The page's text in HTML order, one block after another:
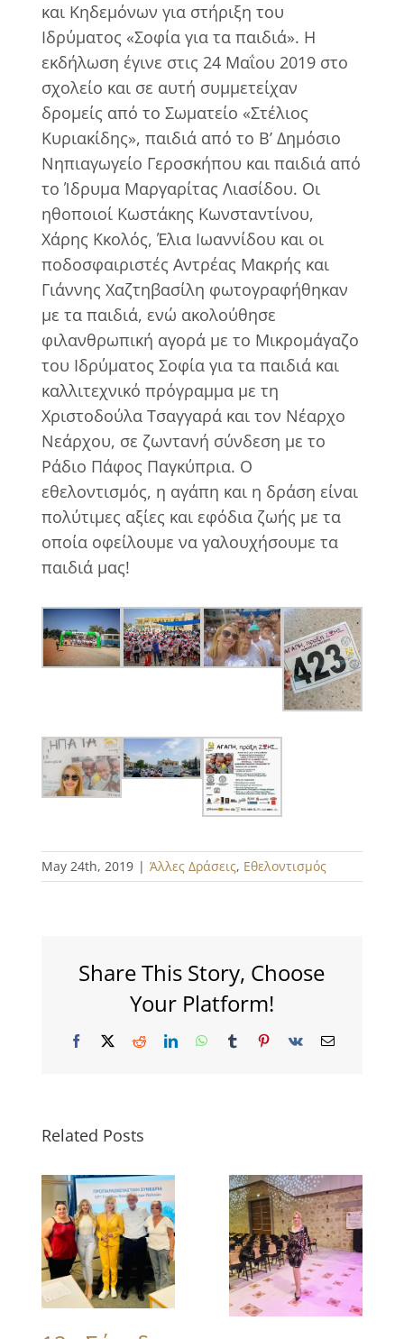
και Κηδεμόνων για στήριξη του
Ιδρύματος «Σοφία για τα παιδιά». Η
εκδήλωση έγινε στις 24 Μαΐου 2019 στο
σχολείο και σε αυτή συμμετείχαν
δρομείς από το Σωματείο «Στέλιος
Κυριακίδης», παιδιά από το Β’ Δημόσιο
Νηπιαγωγείο Γεροσκήπου και παιδιά από
το Ίδρυμα Μαργαρίτας Λιασίδου. Οι
ηθοποιοί Κωστάκης Κωνσταντίνου,
Χάρης Κκολός, Έλια Ιωαννίδου και οι
ποδοσφαιριστές Αντρέας Μακρής και
Γιάννης Χαζτηβασίλη φωτογραφήθηκαν
με τα παιδιά, ενώ ακολούθησε
φιλανθρωπική αγορά με το Μικρομάγαζο
του Ιδρύματος Σοφία για τα παιδιά και
καλλιτεχνικό πρόγραμμα με τη
Χριστοδούλα Τσαγγαρά και τον Νέαρχο
Νεάρχου, σε ζωντανή σύνδεση με το
Ράδιο Πάφος Παγκύπρια. Ο
εθελοντισμός, η αγάπη και η δράση είναι
πολύτιμες αξίες και εφόδια ζωής με τα
οποία οφείλουμε να γαλουχήσουμε τα
παιδιά μας!
May 24th, 2019 | Άλλες Δράσεις, Εθελοντισμός
Share This Story, Choose
Your Platform!
Facebook
X RedditLinkedInWhatsApp
TumblrPinterest
Vk Email
Related Posts